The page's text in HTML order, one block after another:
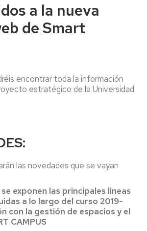
a la nueva
de Smart
encontrar toda la información
estratégico de la Universidad
las novedades que se vayan
exponen las principales lineas
a lo largo del curso 2019-
con la gestión de espacios y el
CAMPUS